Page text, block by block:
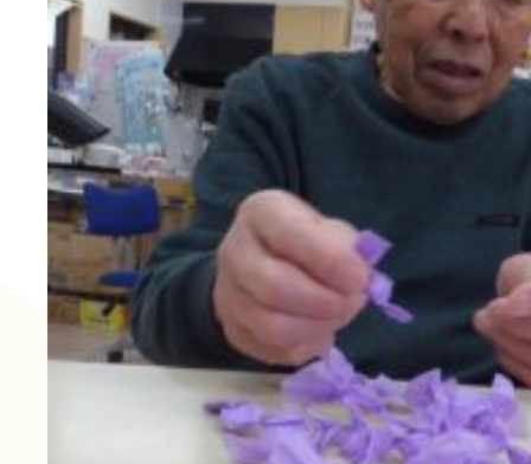
短期入所療養介護ショー
長寿の里通所リハビリテ
長寿の里 デイサービスセ
グループホーム 長寿
トピック・写真
デイサービス便り
グループホーム便り
通所リハビリテーション
活動のご